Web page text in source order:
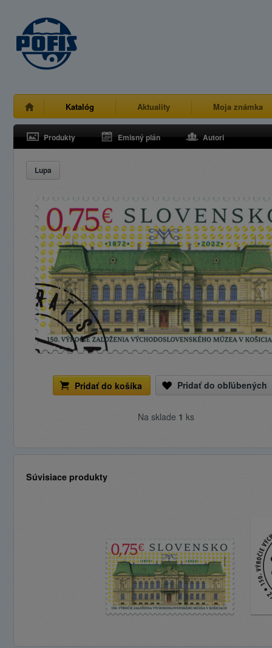
Katalóg Aktuality Moja známka
Produkty Emisný plán Autori
Lupa
Pridať do košíka Pridať do obľúbených
Na sklade 1 ks
Súvisiace produkty